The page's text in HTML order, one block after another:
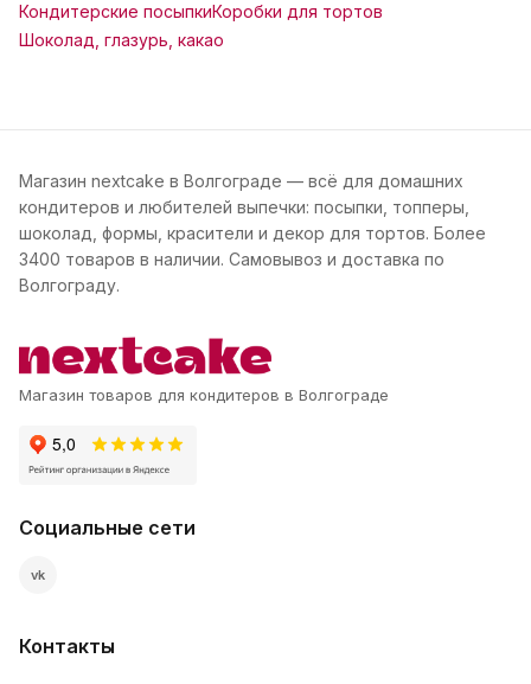
Кондитерские посыпкиКоробки для тортов
Шоколад, глазурь, какао
Магазин nextcake в Волгограде — всё для домашних
кондитеров и любителей выпечки: посыпки, топперы,
шоколад, формы, красители и декор для тортов. Более
3400 товаров в наличии. Самовывоз и доставка по
Волгограду.
Магазин товаров для кондитеров в Волгограде
Социальные сети
vk
Контакты